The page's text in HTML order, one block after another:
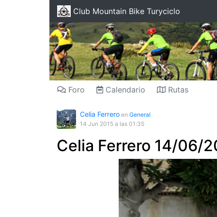
Club Mountain Bike Turyciclo
Foro Calendario Rutas
Celia Ferrero en General
14 Jun 2015 a las 01:35
Celia Ferrero 14/06/